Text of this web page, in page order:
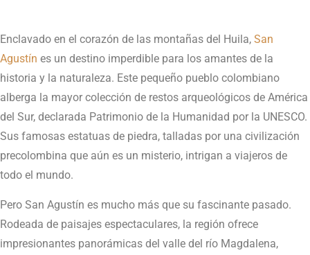
Enclavado en el corazón de las montañas del Huila, San
Agustín es un destino imperdible para los amantes de la
historia y la naturaleza. Este pequeño pueblo colombiano
alberga la mayor colección de restos arqueológicos de América
del Sur, declarada Patrimonio de la Humanidad por la UNESCO.
Sus famosas estatuas de piedra, talladas por una civilización
precolombina que aún es un misterio, intrigan a viajeros de
todo el mundo.
Pero San Agustín es mucho más que su fascinante pasado.
Rodeada de paisajes espectaculares, la región ofrece
impresionantes panorámicas del valle del río Magdalena,